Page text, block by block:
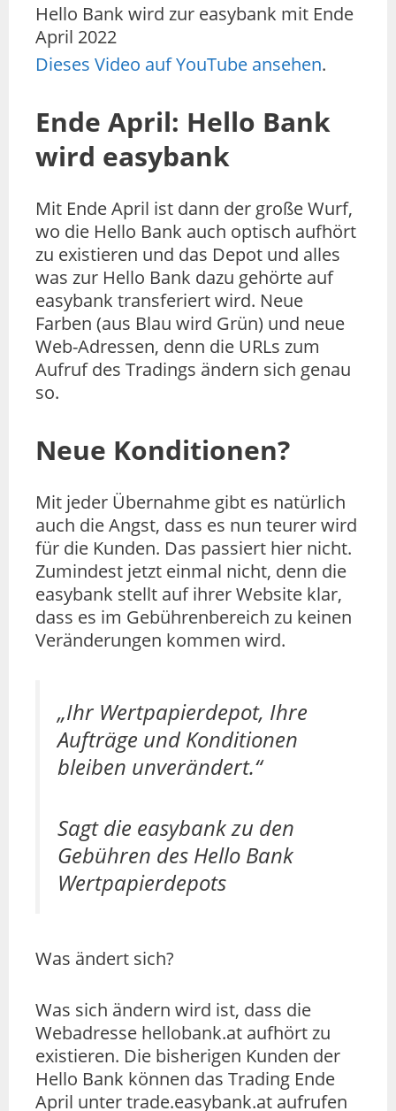
Hello Bank wird zur easybank mit Ende
April 2022
Dieses Video auf YouTube ansehen.
Ende April: Hello Bank
wird easybank
Mit Ende April ist dann der große Wurf,
wo die Hello Bank auch optisch aufhört
zu existieren und das Depot und alles
was zur Hello Bank dazu gehörte auf
easybank transferiert wird. Neue
Farben (aus Blau wird Grün) und neue
Web-Adressen, denn die URLs zum
Aufruf des Tradings ändern sich genau
so.
Neue Konditionen?
Mit jeder Übernahme gibt es natürlich
auch die Angst, dass es nun teurer wird
für die Kunden. Das passiert hier nicht.
Zumindest jetzt einmal nicht, denn die
easybank stellt auf ihrer Website klar,
dass es im Gebührenbereich zu keinen
Veränderungen kommen wird.
„Ihr Wertpapierdepot, Ihre
Aufträge und Konditionen
bleiben unverändert.“
Sagt die easybank zu den
Gebühren des Hello Bank
Wertpapierdepots
Was ändert sich?
Was sich ändern wird ist, dass die
Webadresse hellobank.at aufhört zu
existieren. Die bisherigen Kunden der
Hello Bank können das Trading Ende
April unter trade.easybank.at aufrufen